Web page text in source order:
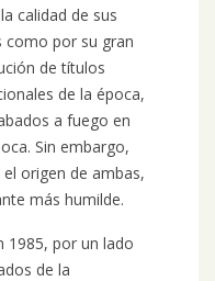
calidad de sus
como por su gran
de títulos
de la época,
a fuego en
Sin embargo,
origen de ambas,
más humilde.
1985, por un lado
de la